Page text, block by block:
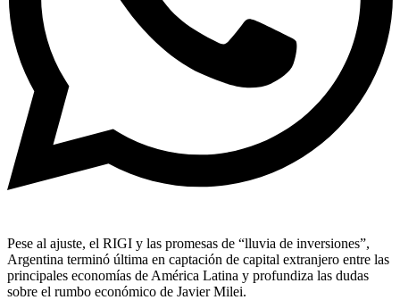
Pese al ajuste, el RIGI y las promesas de “lluvia de inversiones”,
Argentina terminó última en captación de capital extranjero entre las
principales economías de América Latina y profundiza las dudas
sobre el rumbo económico de Javier Milei.